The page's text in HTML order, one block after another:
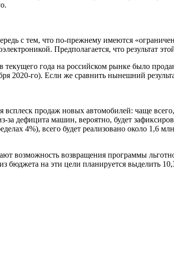
с тем, что по-прежнему имеются
Предполагается, что результат
года на российском рынке было
2020-го). Если же сравнить нынешний
продаж новых автомобилей: чаще
дефицита машин, вероятно, будет
4%), всего будет реализовано около 1,6
возможность возвращения программы
на эти цели планируется выделить